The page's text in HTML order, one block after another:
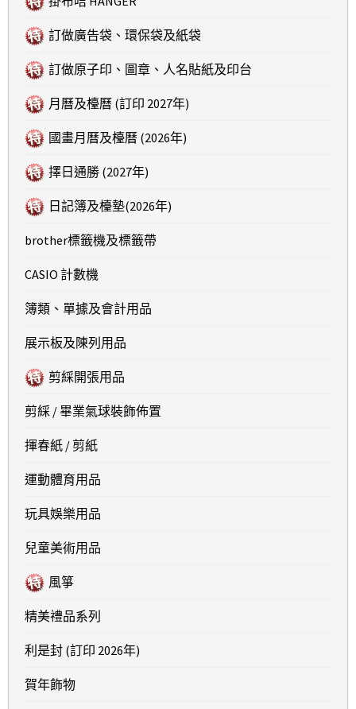
訂做廣告袋、環保袋及紙袋
訂做原子印、圖章、人名貼紙及印台
月曆及檯曆 (訂印 2027年)
國畫月曆及檯曆 (2026年)
擇日通勝 (2027年)
日記簿及檯墊(2026年)
brother標籤機及標籤帶
CASIO 計數機
簿類、單據及會計用品
展示板及陳列用品
剪綵開張用品
剪綵 / 畢業氣球裝飾佈置
揮春紙 / 剪紙
運動體育用品
玩具娛樂用品
兒童美術用品
風箏
精美禮品系列
利是封 (訂印 2026年)
賀年飾物